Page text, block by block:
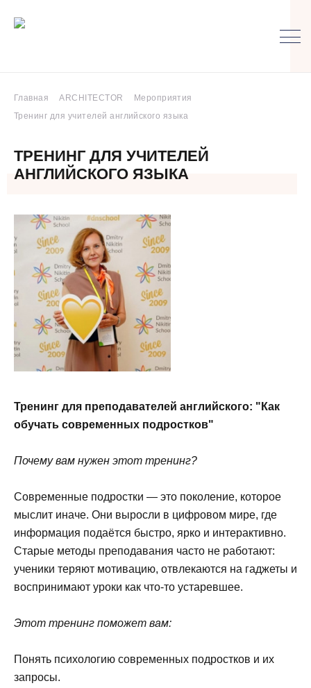
Главная ARCHITECTOR
Мероприятия
Тренинг для учителей английского языка
ТРЕНИНГ ДЛЯ УЧИТЕЛЕЙ
АНГЛИЙСКОГО ЯЗЫКА
Тренинг для преподавателей английского: "Как
обучать современных подростков"
Почему вам нужен этот тренинг?
Современные подростки — это поколение, которое
мыслит иначе. Они выросли в цифровом мире, где
информация подаётся быстро, ярко и интерактивно.
Старые методы преподавания часто не работают:
ученики теряют мотивацию, отвлекаются на гаджеты и
воспринимают уроки как что-то устаревшее.
Этот тренинг поможет вам:
Понять психологию современных подростков и их
запросы.